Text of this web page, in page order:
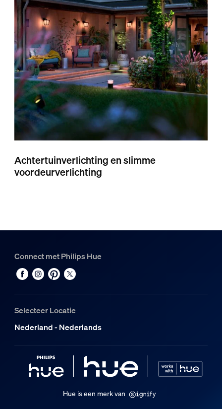
Achtertuinverlichting en slimme
voordeurverlichting
Connect met Philips Hue
Selecteer Locatie
Nederland - Nederlands
Hue is een merk van